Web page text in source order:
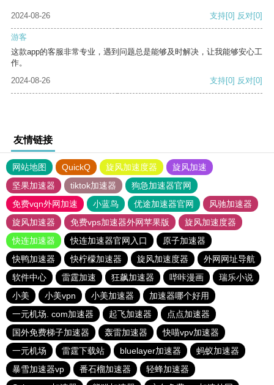
2024-08-26 支持[0] 反对[0]
游客
这款app的客服非常专业，遇到问题总是能够及时解决，让我能够安心工
作。
2024-08-26
支持[0] 反对[0]
友情链接
网站地图 QuickQ 旋风加速度器
旋风加速
坚果加速器
tiktok加速器
狗急加速器官网
免费vqn外网加速
小蓝鸟 优途加速器官网
风驰加速器
旋风加速器
免费vps加速器外网苹果版
旋风加速度器
快连加速器
快连加速器官网入口
原子加速器
快鸭加速器
快柠檬加速器 旋风加速度器
外网网址导航
软件中心
雷霆加速 狂飙加速器 哔咔漫画
瑞乐小说
小美
小美vpn 小美加速器
加速器哪个好用
一元机场. com加速器
起飞加速器
点点加速器
国外免费梯子加速器
轰雷加速器
快喵vpv加速器
一元机场
雷霆下载站 bluelayer加速器
蚂蚁加速器
暴雪加速器vp
番石榴加速器
轻蜂加速器